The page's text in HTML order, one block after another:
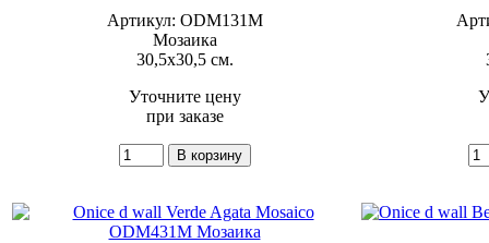
Артикул: ODM131M
Мозаика
30,5x30,5 см.
Уточните цену
при заказе